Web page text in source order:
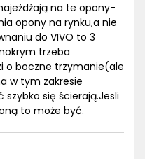
na te opony-
opony na rynku,a nie
do VIVO to 3
trzeba
o boczne trzymanie(ale
w tym zakresie
się ścierają.Jesli
to może być.